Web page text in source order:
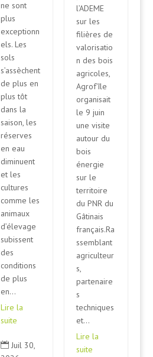
ne sont
plus
exceptionn
els. Les
sols
s’assèchent
de plus en
plus tôt
dans la
saison, les
réserves
en eau
diminuent
et les
cultures
comme les
animaux
d’élevage
subissent
des
conditions
de plus
en...
Lire la
suite
 Juil 30,
l’ADEME
sur les
filières de
valorisatio
n des bois
agricoles,
Agrof’île
organisait
le 9 juin
une visite
autour du
bois
énergie
sur le
territoire
du PNR du
Gâtinais
français.Ra
ssemblant
agriculteur
s,
partenaire
s
techniques
et...
Lire la
suite